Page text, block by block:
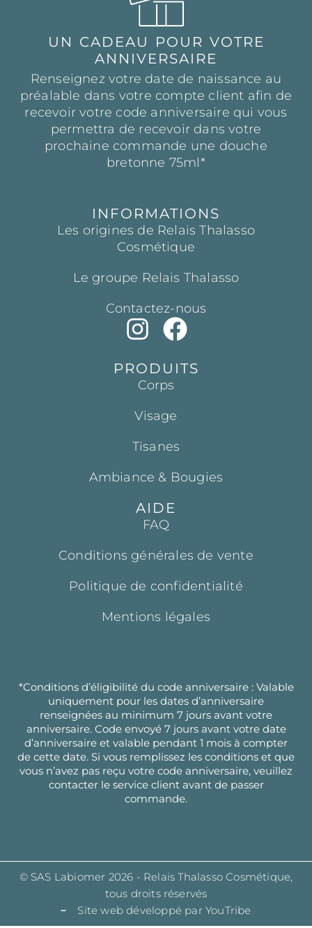
UN CADEAU POUR VOTRE
ANNIVERSAIRE
Renseignez votre date de naissance au
préalable dans votre compte client afin de
recevoir votre code anniversaire qui vous
permettra de recevoir dans votre
prochaine commande une douche
bretonne 75ml*
INFORMATIONS
Les origines de Relais Thalasso
Cosmétique
Le groupe Relais Thalasso
Contactez-nous
PRODUITS
Corps
Visage
Tisanes
Ambiance & Bougies
AIDE
FAQ
Conditions générales de vente
Politique de confidentialité
Mentions légales
*Conditions d’éligibilité du code anniversaire : Valable
uniquement pour les dates d’anniversaire
renseignées au minimum 7 jours avant votre
anniversaire. Code envoyé 7 jours avant votre date
d’anniversaire et valable pendant 1 mois à compter
de cette date. Si vous remplissez les conditions et que
vous n’avez pas reçu votre code anniversaire, veuillez
contacter le service client avant de passer
commande.
© SAS Labiomer 2026 - Relais Thalasso Cosmétique,
tous droits réservés
Site web développé par YouTribe